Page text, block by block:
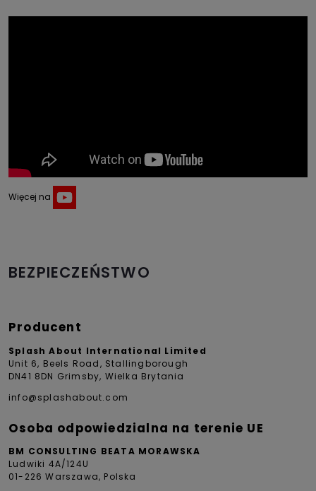
Więcej na
BEZPIECZEŃSTWO
Producent
Splash About International Limited
Unit 6, Beels Road, Stallingborough
DN41 8DN Grimsby, Wielka Brytania
info@splashabout.com
Osoba odpowiedzialna na terenie UE
BM CONSULTING BEATA MORAWSKA
Ludwiki 4A/124U
01-226 Warszawa, Polska